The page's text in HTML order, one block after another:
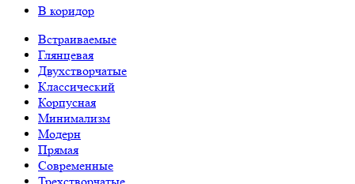
В коридор
Встраиваемые
Глянцевая
Двухстворчатые
Классический
Корпусная
Минимализм
Модерн
Прямая
Современные